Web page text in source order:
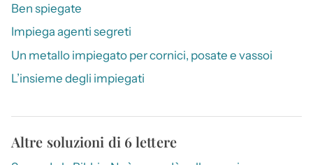
Ben spiegate
Impiega agenti segreti
Un metallo impiegato per cornici, posate e vassoi
L’insieme degli impiegati
Altre soluzioni di 6 lettere